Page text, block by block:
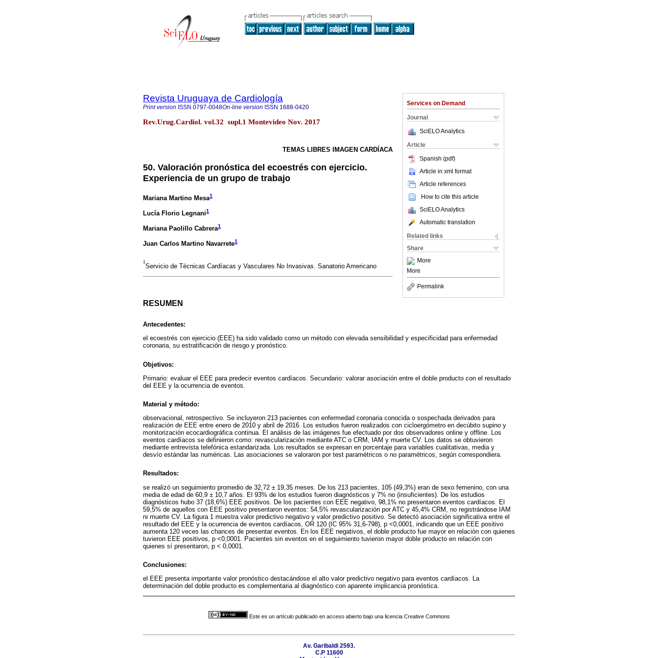
Services on Demand
Journal
SciELO Analytics
Article
Spanish (pdf)
Article in xml format
Article references
How to cite this article
SciELO Analytics
Automatic translation
Related links
Share
More
More
Permalink
Revista Uruguaya de Cardiología
Print version ISSN 0797-0048On-line version ISSN 1688-0420
Rev.Urug.Cardiol. vol.32 supl.1 Montevideo Nov. 2017
TEMAS LIBRES IMAGEN CARDÍACA
50. Valoración pronóstica del ecoestrés con ejercicio.
Experiencia de un grupo de trabajo
Mariana Martino Mesa1
Lucía Florio Legnani1
Mariana Paolillo Cabrera1
Juan Carlos Martino Navarrete1
1
Servicio de Técnicas Cardíacas y Vasculares No Invasivas. Sanatorio Americano
RESUMEN
Antecedentes:
el ecoestrés con ejercicio (EEE) ha sido validado como un método con elevada sensibilidad y especificidad para enfermedad
coronaria, su estratificación de riesgo y pronóstico.
Objetivos:
Primario: evaluar el EEE para predecir eventos cardíacos. Secundario: valorar asociación entre el doble producto con el resultado
del EEE y la ocurrencia de eventos.
Material y método:
observacional, retrospectivo. Se incluyeron 213 pacientes con enfermedad coronaria conocida o sospechada derivados para
realización de EEE entre enero de 2010 y abril de 2016. Los estudios fueron realizados con cicloergómetro en decúbito supino y
monitorización ecocardiográfica continua. El análisis de las imágenes fue efectuado por dos observadores online y offline. Los
eventos cardíacos se definieron como: revascularización mediante ATC o CRM, IAM y muerte CV. Los datos se obtuvieron
mediante entrevista telefónica estandarizada. Los resultados se expresan en porcentaje para variables cualitativas, media y
desvío estándar las numéricas. Las asociaciones se valoraron por test paramétricos o no paramétricos, según correspondiera.
Resultados:
se realizó un seguimiento promedio de 32,72 ± 19,35 meses. De los 213 pacientes, 105 (49,3%) eran de sexo femenino, con una
media de edad de 60,9 ± 10,7 años. El 93% de los estudios fueron diagnósticos y 7% no (insuficientes). De los estudios
diagnósticos hubo 37 (18,6%) EEE positivos. De los pacientes con EEE negativo, 98,1% no presentaron eventos cardíacos. El
59,5% de aquellos con EEE positivo presentaron eventos: 54,5% revascularización por ATC y 45,4% CRM, no registrándose IAM
ni muerte CV. La figura 1 muestra valor predictivo negativo y valor predictivo positivo. Se detectó asociación significativa entre el
resultado del EEE y la ocurrencia de eventos cardíacos, OR 120 (IC 95% 31,6-798), p <0,0001, indicando que un EEE positivo
aumenta 120 veces las chances de presentar eventos. En los EEE negativos, el doble producto fue mayor en relación con quienes
tuvieron EEE positivos, p <0,0001. Pacientes sin eventos en el seguimiento tuvieron mayor doble producto en relación con
quienes sí presentaron, p < 0,0001.
Conclusiones:
el EEE presenta importante valor pronóstico destacándose el alto valor predictivo negativo para eventos cardíacos. La
determinación del doble producto es complementaria al diagnóstico con aparente implicancia pronóstica.
Este es un artículo publicado en acceso abierto bajo una licencia Creative Commons
Av. Garibaldi 2593.
C.P 11600